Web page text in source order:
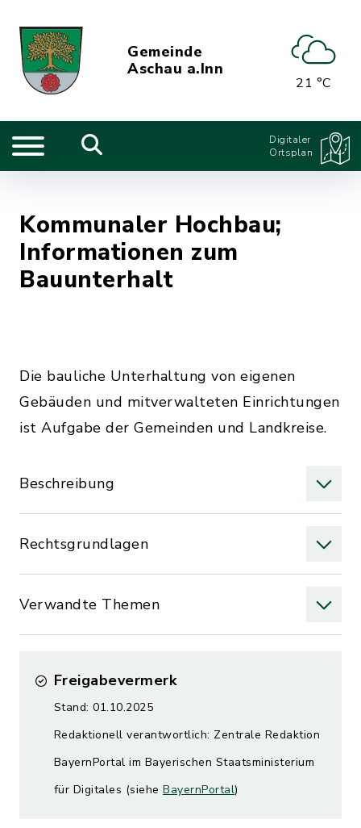
Gemeinde
Aschau a.Inn
21 °C
Digitaler
Ortsplan
Kommunaler Hochbau;
Informationen zum
Bauunterhalt
Die bauliche Unterhaltung von eigenen
Gebäuden und mitverwalteten Einrichtungen
ist Aufgabe der Gemeinden und Landkreise.
Beschreibung
Rechtsgrundlagen
Verwandte Themen
Freigabevermerk
Stand: 01.10.2025
Redaktionell verantwortlich: Zentrale Redaktion
BayernPortal im Bayerischen Staatsministerium
für Digitales (siehe BayernPortal)